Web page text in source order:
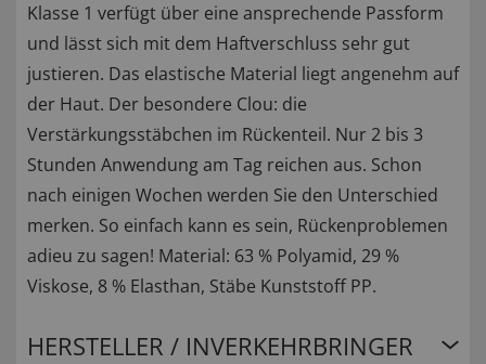
Klasse 1 verfügt über eine ansprechende Passform
und lässt sich mit dem Haftverschluss sehr gut
justieren. Das elastische Material liegt angenehm auf
der Haut. Der besondere Clou: die
Verstärkungsstäbchen im Rückenteil. Nur 2 bis 3
Stunden Anwendung am Tag reichen aus. Schon
nach einigen Wochen werden Sie den Unterschied
merken. So einfach kann es sein, Rückenproblemen
adieu zu sagen! Material: 63 % Polyamid, 29 %
Viskose, 8 % Elasthan, Stäbe Kunststoff PP.
HERSTELLER / INVERKEHRBRINGER